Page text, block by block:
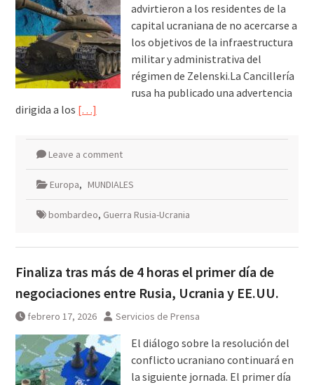
advirtieron a los residentes de la
capital ucraniana de no acercarse a
los objetivos de la infraestructura
militar y administrativa del
régimen de Zelenski.La Cancillería
rusa ha publicado una advertencia
dirigida a los […]
Leave a comment
Europa, MUNDIALES
bombardeo, Guerra Rusia-Ucrania
Finaliza tras más de 4 horas el primer día de
negociaciones entre Rusia, Ucrania y EE.UU.
febrero 17, 2026 Servicios de Prensa
El diálogo sobre la resolución del
conflicto ucraniano continuará en
la siguiente jornada. El primer día